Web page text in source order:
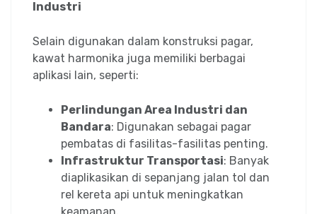
Industri
Selain digunakan dalam konstruksi pagar,
kawat harmonika juga memiliki berbagai
aplikasi lain, seperti:
Perlindungan Area Industri dan
Bandara: Digunakan sebagai pagar
pembatas di fasilitas-fasilitas penting.
Infrastruktur Transportasi: Banyak
diaplikasikan di sepanjang jalan tol dan
rel kereta api untuk meningkatkan